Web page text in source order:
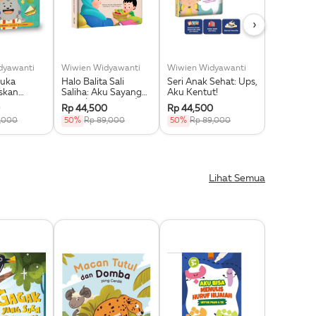
I Like
Meal
Wiwien Widyawanti
Halo Balita Sali
Saliha: Aku Sayang
Guru (Boardbook)
Rp 44,500
50% Rp 89,000
Wiwien Widyawanti
Seri Anak Sehat: Ups,
Aku Kentut!
Rp 44,500
50% Rp 89,000
›
Lihat Semua